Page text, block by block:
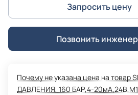
Запросить цену
Позвонить
Почему не указана цена на товар
ДАВЛЕНИЯ, 160 БАР,4-